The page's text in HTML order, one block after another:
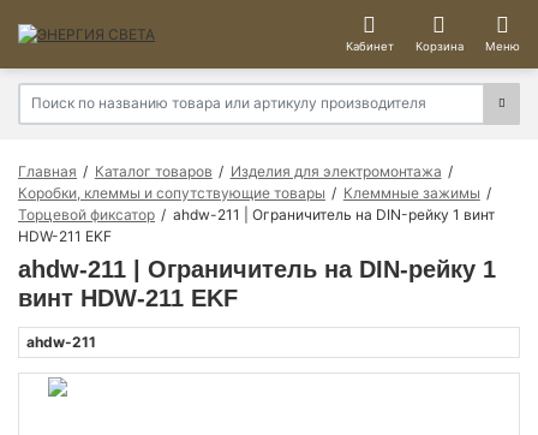
Кабинет Корзина Меню
Главная Каталог товаров
Изделия для электромонтажа
Коробки, клеммы и сопутствующие товары
Клеммные зажимы
Торцевой фиксатор
ahdw-211 | Ограничитель на DIN-рейку 1 винт
HDW-211 EKF
ahdw-211 | Ограничитель на DIN-рейку 1
винт HDW-211 EKF
ahdw-211